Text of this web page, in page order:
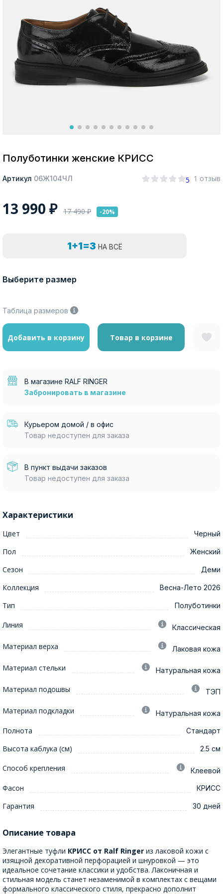
Москва
Полуботинки женские КРИСС
Артикул 06Ж104ЧЛ 5 1 отзыв
13 990 ₽ 17 490₽ -20%
1+1=3 НА ВСЁ
Выберите размер
Таблица размеров
Добавить в корзину Товар в корзине
В магазине RALF RINGER
Забронировать в магазине
Курьером домой / в офис
Товар недоступен для заказа
В пункт выдачи заказов
Товар недоступен для заказа
Характеристики
Цвет Черный
Пол Женский
Сезон Деми
Коллекция Весна-Лето 2026
Тип Полуботинки
Линия Классическая
Материал верха Лаковая кожа
Материал стельки Натуральная кожа
Материал подошвы ТЭП
Материал подкладки Натуральная кожа
Полнота Стандарт
Высота каблука (см) 2.5 см
Способ крепления Клеевой
Фасон КРИСС
Гарантия 30 дней
Описание товара
Элегантные туфли КРИСС от Ralf Ringer из лаковой кожи с
изящной декоративной перфорацией и шнуровкой — это
идеальное сочетание классики и удобства. Лаконичная и
стильная модель станет незаменимой в комплектах с вещами
формального классического стиля, прекрасно дополнит